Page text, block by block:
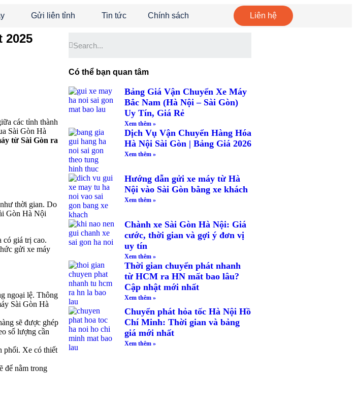
Gửi liên tỉnh Tin tức Chính sách Liên hệ
2025
các tỉnh thành
Sài Gòn Hà
từ Sài Gòn ra
thời gian. Do
Gòn Hà Nội
có giá trị cao.
gửi xe máy
ngoại lệ. Thông
Sài Gòn Hà
sẽ được ghép
số lượng cần
phối. Xe có thiết
để nằm trong
Có thể bạn quan tâm
Bảng Giá Vận Chuyển Xe Máy
Bắc Nam (Hà Nội – Sài Gòn)
Uy Tín, Giá Rẻ
Xem thêm »
Dịch Vụ Vận Chuyển Hàng Hóa
Hà Nội Sài Gòn | Bảng Giá 2026
Xem thêm »
Hướng dẫn gửi xe máy từ Hà
Nội vào Sài Gòn bằng xe khách
Xem thêm »
Chành xe Sài Gòn Hà Nội: Giá
cước, thời gian và gợi ý đơn vị
uy tín
Xem thêm »
Thời gian chuyển phát nhanh
từ HCM ra HN mất bao lâu?
Cập nhật mới nhất
Xem thêm »
Chuyển phát hỏa tốc Hà Nội Hồ
Chí Minh: Thời gian và bảng
giá mới nhất
Xem thêm »